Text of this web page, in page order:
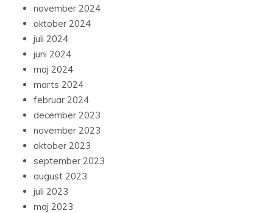
november 2024
oktober 2024
juli 2024
juni 2024
maj 2024
marts 2024
februar 2024
december 2023
november 2023
oktober 2023
september 2023
august 2023
juli 2023
maj 2023